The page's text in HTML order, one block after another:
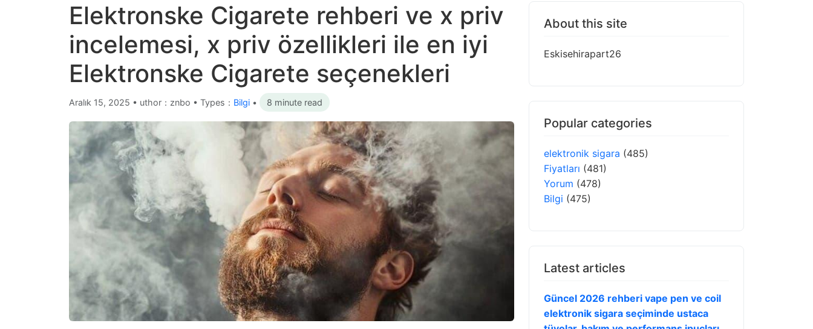
Elektronske Cigarete rehberi ve x priv
incelemesi, x priv özellikleri ile en iyi
Elektronske Cigarete seçenekleri
Aralık 15, 2025 • uthor：znbo • Types： Bilgi • 8 minute read
About this site
Eskisehirapart26
Popular categories
elektronik sigara (485)
Fiyatları (481)
Yorum (478)
Bilgi (475)
Latest articles
Güncel 2026 rehberi vape pen ve coil
elektronik sigara seçiminde ustaca